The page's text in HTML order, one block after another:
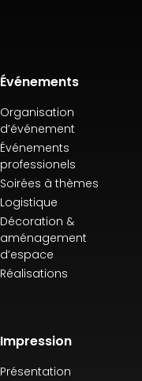
Événements
Organisation
d’événement
Événements
professionels
Soirées à thèmes
Logistique
Décoration &
aménagement
d’espace
Réalisations
Impression
Présentation